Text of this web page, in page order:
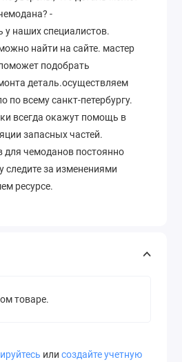
-
у наших специалистов.
найти на сайте. мастер
подобрать
деталь.осуществляем
по всему санкт-петербургу.
всегда окажут помощь в
запасных частей.
для чемоданов постоянно
следите за изменениями
ресурсе.
товаре.
или создайте учетную